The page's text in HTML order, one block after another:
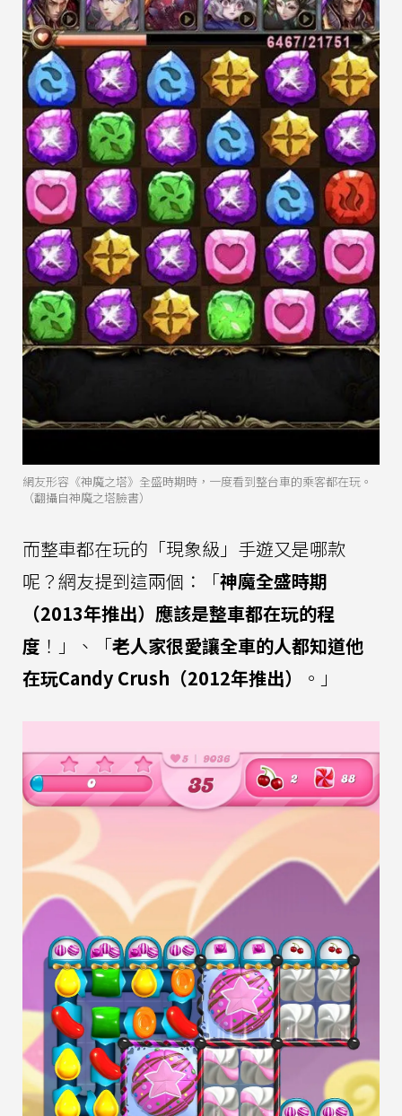
網友形容《神魔之塔》全盛時期時，一度看到整台車的乘客都在玩。
（翻攝自神魔之塔臉書）
而整車都在玩的「現象級」手遊又是哪款
呢？網友提到這兩個：「神魔全盛時期
（2013年推出）應該是整車都在玩的程
度 ！」、「老人家很愛讓全車的人都知道他
在玩Candy Crush（2012年推出）
。」